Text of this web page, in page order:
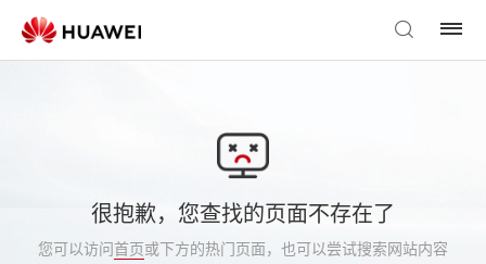
很抱歉，您查找的页面不存在了
您可以访问首页或下方的热门页面，也可以尝试搜索网站内容